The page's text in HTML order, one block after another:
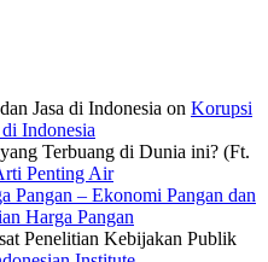
Jasa di Indonesia on Korupsi
Indonesia
Terbuang di Dunia ini? (Ft.
Penting Air
Pangan – Ekonomi Pangan dan
Harga Pangan
Penelitian Kebijakan Publik